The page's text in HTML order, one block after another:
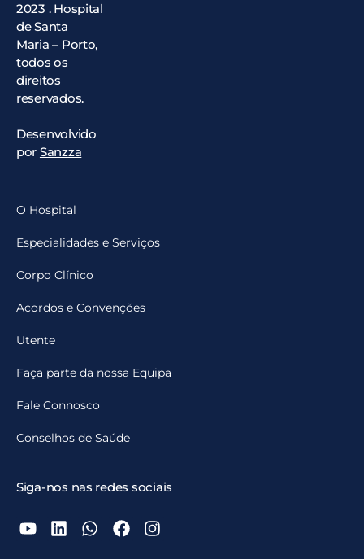
2023 . Hospital
de Santa
Maria – Porto,
todos os
direitos
reservados.
Desenvolvido
por Sanzza
O Hospital
Especialidades e Serviços
Corpo Clínico
Acordos e Convenções
Utente
Faça parte da nossa Equipa
Fale Connosco
Conselhos de Saúde
Siga-nos nas redes sociais